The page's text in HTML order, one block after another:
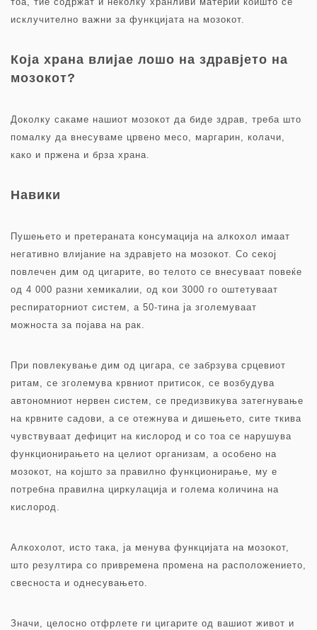
исклучително важни за функцијата на мозокот.
Која храна влијае лошо на здравјето на
мозокот?
Доколку сакаме нашиот мозокот да биде здрав, треба што
помалку да внесуваме црвено месо, маргарин, колачи,
како и пржена и брза храна.
Навики
Пушењето и претераната конcумација на алкохол имаат
негативно влијание на здравјето на мозокот. Со секој
повлечен дим од цигарите, во телото се внесуваат повеќе
од 4 000 разни хемикалии, од кои 3000 го оштетуваат
респираторниот систем, а 50-тина ја зголемуваат
можноста за појава на рак.
При повлекување дим од цигара, се забрзува срцевиот
ритам, се зголемува крвниот притисок, се возбудува
автономниот нервен систем, се предизвикува затегнување
на крвните садови, а се отежнува и дишењето, сите ткива
чувствуваат дефицит на кислород и со тоа се нарушува
функционирањето на целиот организам, а особено на
мозокот, на којшто за правилно функционирање, му е
потребна правилна циркулација и голема количина на
кислород.
Алкохолот, исто така, ја менува функцијата на мозокот,
што резултира со привремена промена на расположението,
свесноста и однесувањето.
Значи, целосно отфрлете ги цигарите од вашиот живот и